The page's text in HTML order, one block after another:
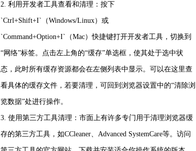
2. 利用开发者工具查看和清理：按下
`Ctrl+Shift+I`（Windows/Linux）或
`Command+Option+I`（Mac）快捷键打开开发者工具，切换到
“网络”标签。点击左上角的“缓存”单选框，使其处于选中状
态，此时所有缓存资源都会在左侧列表中显示。可以在这里查
看具体的缓存文件，若要清理，可回到浏览器设置中的“清除浏
览数据”处进行操作。
3. 使用第三方工具清理：市面上有许多专门用于清理浏览器缓
存的第三方工具，如CCleaner、Advanced SystemCare等。访问